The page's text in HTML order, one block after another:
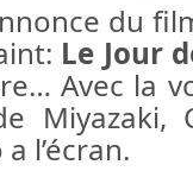
du
Le Jour
Avec la
Miyazaki,
l’écran.